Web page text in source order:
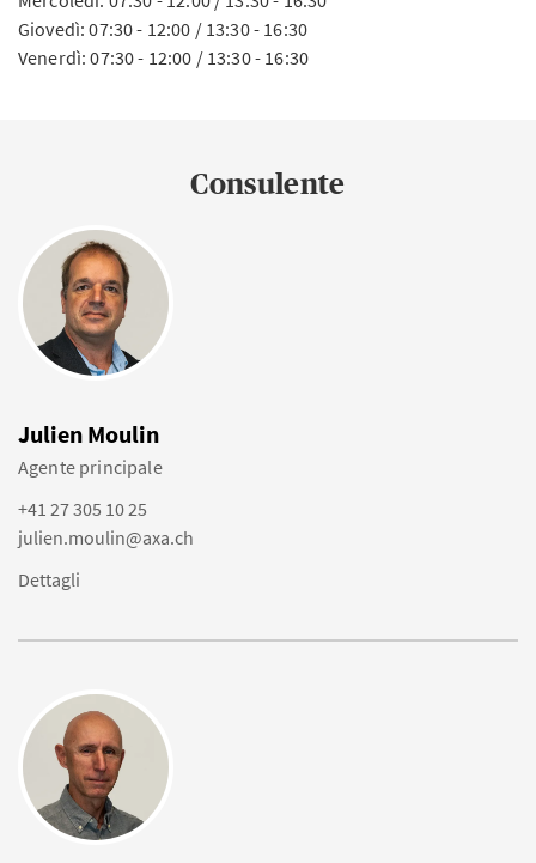
Giovedì: 07:30 - 12:00 / 13:30 - 16:30
Venerdì: 07:30 - 12:00 / 13:30 - 16:30
Consulente
Julien Moulin
Agente principale
+41 27 305 10 25
julien.moulin@axa.ch
Dettagli